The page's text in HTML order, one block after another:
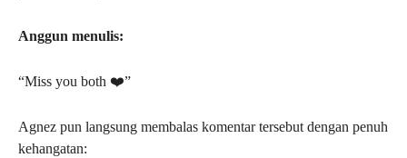
Anggun menulis:
“Miss you both ❤️”
Agnez pun langsung membalas komentar tersebut dengan penuh
kehangatan: